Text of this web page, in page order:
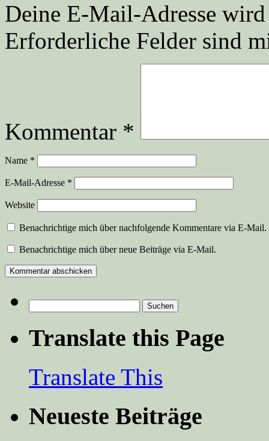
Deine E-Mail-Adresse
Erforderliche Felder sind
Kommentar *
Name *
E-Mail-Adresse *
Website
Benachrichtige mich über nachfolgende Kommentare via E-Mail.
Benachrichtige mich über neue Beiträge via E-Mail.
nach:
Translate this Page
Translate This
Neueste Beiträge